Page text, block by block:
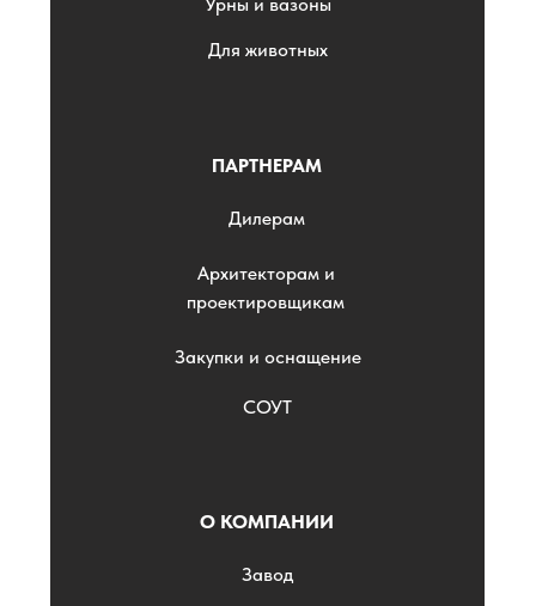
ПАРТНЕРАМ
Архитекторам и
проектировщикам
Дилерам
Закупки и оснащение
СОУТ
О КОМПАНИИ
Завод
Для животных